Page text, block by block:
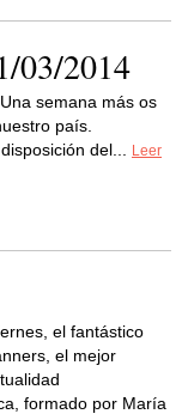
03/2014
semana más os
país.
del...
Leer
el fantástico
el mejor
formado por María